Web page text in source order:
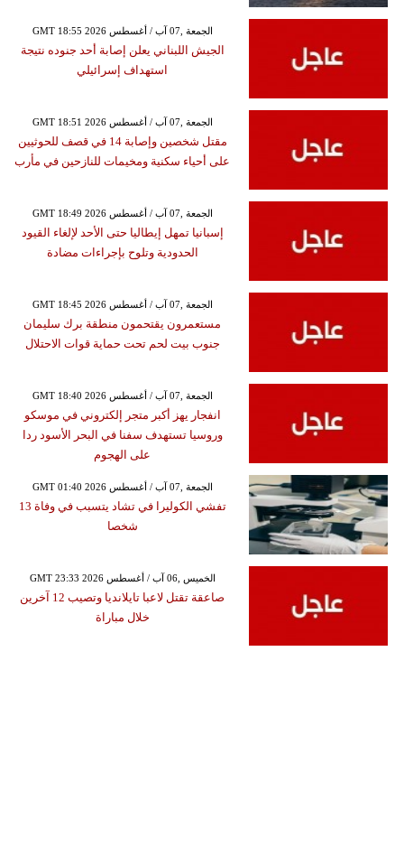
GMT 18:55 2026 الجمعة ,07 آب / أغسطس
الجيش اللبناني يعلن إصابة أحد جنوده نتيجة
استهداف إسرائيلي
GMT 18:51 2026 الجمعة ,07 آب / أغسطس
مقتل شخصين وإصابة 14 في قصف للحوثيين
على أحياء سكنية ومخيمات للنازحين في مأرب
GMT 18:49 2026 الجمعة ,07 آب / أغسطس
إسبانيا تمهل إيطاليا حتى الأحد لإلغاء القيود
الحدودية وتلوح بإجراءات مضادة
GMT 18:45 2026 الجمعة ,07 آب / أغسطس
مستعمرون يقتحمون منطقة برك سليمان
جنوب بيت لحم تحت حماية قوات الاحتلال
GMT 18:40 2026 الجمعة ,07 آب / أغسطس
انفجار يهز أكبر متجر إلكتروني في موسكو
وروسيا تستهدف سفنا في البحر الأسود ردا
على الهجوم
GMT 01:40 2026 الجمعة ,07 آب / أغسطس
تفشي الكوليرا في تشاد يتسبب في وفاة 13
شخصا
GMT 23:33 2026 الخميس ,06 آب / أغسطس
صاعقة تقتل لاعبا تايلانديا وتصيب 12 آخرين
خلال مباراة